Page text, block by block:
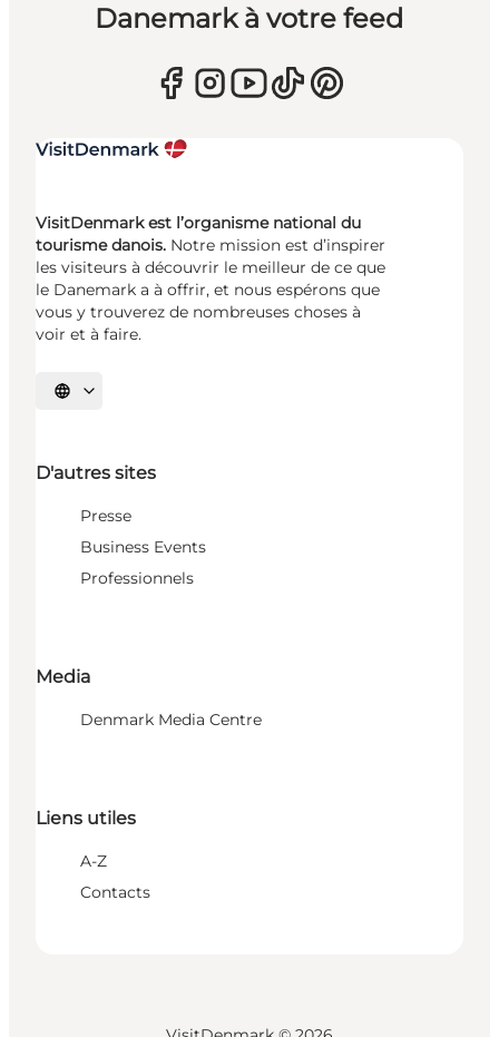
Danemark à votre feed
VisitDenmark est l’organisme national du
tourisme danois. Notre mission est d’inspirer
les visiteurs à découvrir le meilleur de ce que
le Danemark a à offrir, et nous espérons que
vous y trouverez de nombreuses choses à
voir et à faire.
Choisissez la langue
D'autres sites
Presse
Business Events
Professionnels
Media
Denmark Media Centre
Liens utiles
A-Z
Contacts